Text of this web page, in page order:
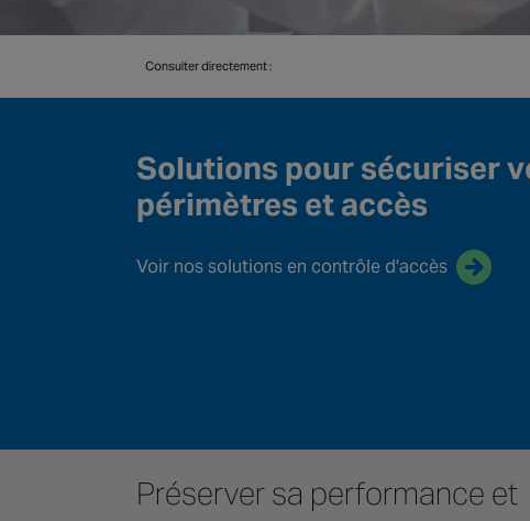
Consulter directement :
Solutions pour sécuriser
périmètres et accès
Voir nos solutions en contrôle d'accès
Préserver sa performance et